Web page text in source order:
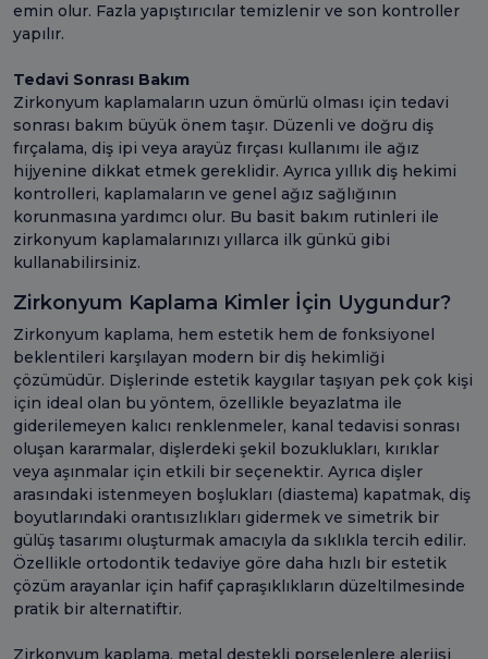
emin olur. Fazla yapıştırıcılar temizlenir ve son kontroller
yapılır.
Tedavi Sonrası Bakım
Zirkonyum kaplamaların uzun ömürlü olması için tedavi
sonrası bakım büyük önem taşır. Düzenli ve doğru diş
fırçalama, diş ipi veya arayüz fırçası kullanımı ile ağız
hijyenine dikkat etmek gereklidir. Ayrıca yıllık diş hekimi
kontrolleri, kaplamaların ve genel ağız sağlığının
korunmasına yardımcı olur. Bu basit bakım rutinleri ile
zirkonyum kaplamalarınızı yıllarca ilk günkü gibi
kullanabilirsiniz.
Zirkonyum Kaplama Kimler İçin Uygundur?
Zirkonyum kaplama, hem estetik hem de fonksiyonel
beklentileri karşılayan modern bir diş hekimliği
çözümüdür. Dişlerinde estetik kaygılar taşıyan pek çok kişi
için ideal olan bu yöntem, özellikle beyazlatma ile
giderilemeyen kalıcı renklenmeler, kanal tedavisi sonrası
oluşan kararmalar, dişlerdeki şekil bozuklukları, kırıklar
veya aşınmalar için etkili bir seçenektir. Ayrıca dişler
arasındaki istenmeyen boşlukları (diastema) kapatmak, diş
boyutlarındaki orantısızlıkları gidermek ve simetrik bir
gülüş tasarımı oluşturmak amacıyla da sıklıkla tercih edilir.
Özellikle ortodontik tedaviye göre daha hızlı bir estetik
çözüm arayanlar için hafif çapraşıklıkların düzeltilmesinde
pratik bir alternatiftir.
Zirkonyum kaplama, metal destekli porselenlere alerjisi